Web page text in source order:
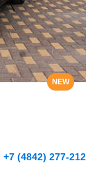
NEW
+7 (4842) 277-212